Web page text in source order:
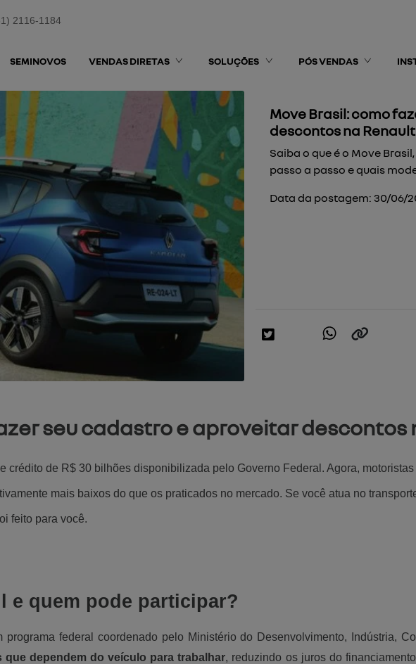
2116-1184
SEMINOVOS VENDAS DIRETAS SOLUÇÕES PÓS VENDAS
Move Brasil: como
descontos na Renault
Saiba o que é o Move
passo a passo e quais
Data da postagem: 30/06/
seu cadastro e aproveitar descontos
crédito de R$ 30 bilhões disponibilizada pelo Governo Federal. Agora,
mais baixos do que os praticados no mercado. Se você atua no
feito para você.
e quem pode participar?
federal coordenado pelo Ministério do Desenvolvimento, Indústria,
dependem do veículo para trabalhar, reduzindo os juros do